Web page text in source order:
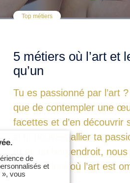
Top métiers
5 métiers où l’art et
qu’un
Tu es passionné par l’art
que de contempler une
facettes et d’en découvrir
si tu pouvais allier ta
tu es au bon endroit,
toi 5 métiers où l’art est
de
et
», vous